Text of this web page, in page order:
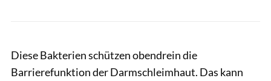
Diese Bakterien schützen obendrein die
Barrierefunktion der Darmschleimhaut. Das kann